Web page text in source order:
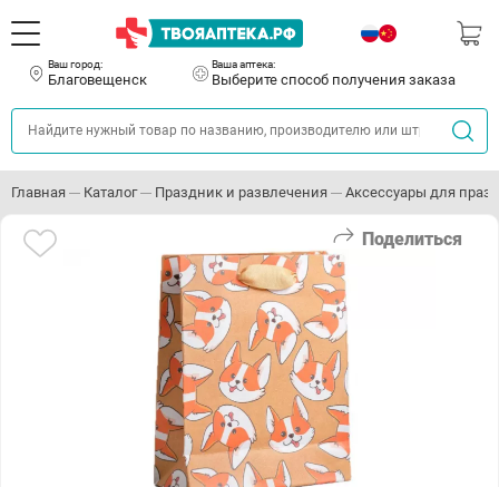
Ваш город:
Благовещенск
Ваша аптека:
Выберите способ получения заказа
Главная Каталог Праздник и развлечения Аксессуары для
Поделиться